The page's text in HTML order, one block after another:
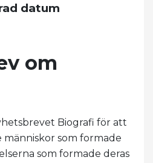
datum
om
Biografi för att
som formade
som formade deras